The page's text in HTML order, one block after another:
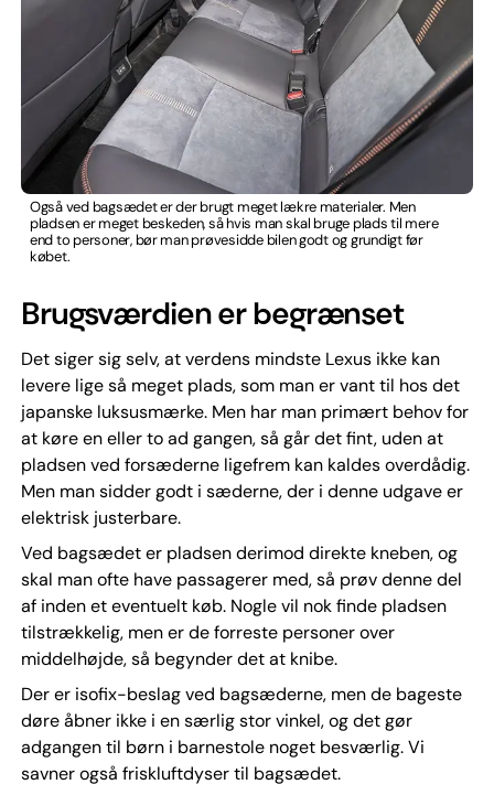
Også ved bagsædet er der brugt meget lækre materialer. Men
pladsen er meget beskeden, så hvis man skal bruge plads til mere
end to personer, bør man prøvesidde bilen godt og grundigt før
købet.
Brugsværdien er begrænset
Det siger sig selv, at verdens mindste Lexus ikke kan
levere lige så meget plads, som man er vant til hos det
japanske luksusmærke. Men har man primært behov for
at køre en eller to ad gangen, så går det fint, uden at
pladsen ved forsæderne ligefrem kan kaldes overdådig.
Men man sidder godt i sæderne, der i denne udgave er
elektrisk justerbare.
Ved bagsædet er pladsen derimod direkte kneben, og
skal man ofte have passagerer med, så prøv denne del
af inden et eventuelt køb. Nogle vil nok finde pladsen
tilstrækkelig, men er de forreste personer over
middelhøjde, så begynder det at knibe.
Der er isofix-beslag ved bagsæderne, men de bageste
døre åbner ikke i en særlig stor vinkel, og det gør
adgangen til børn i barnestole noget besværlig. Vi
savner også friskluftdyser til bagsædet.